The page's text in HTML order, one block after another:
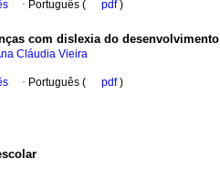
· Português ( pdf)
com dislexia do desenvolvimento
Cláudia Vieira
· Português ( pdf)